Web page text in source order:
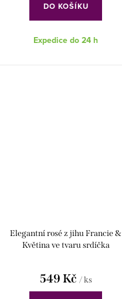
DO KOŠÍKU
Expedice do 24 h
Elegantní rosé z jihu Francie &
Květina ve tvaru srdíčka
549 Kč / ks